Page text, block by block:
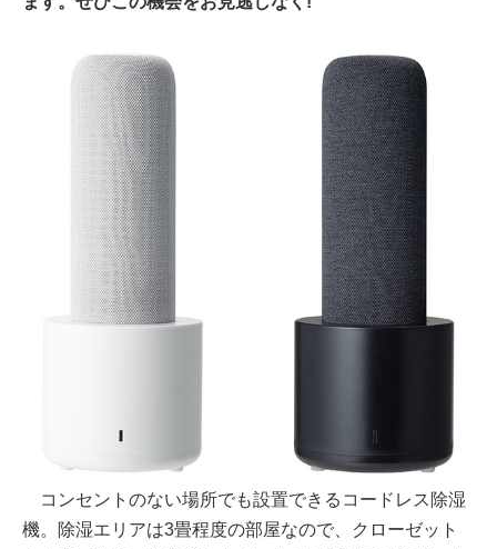
コンセントのない場所でも設置できるコードレス除湿
機。除湿エリアは3畳程度の部屋なので、クローゼット